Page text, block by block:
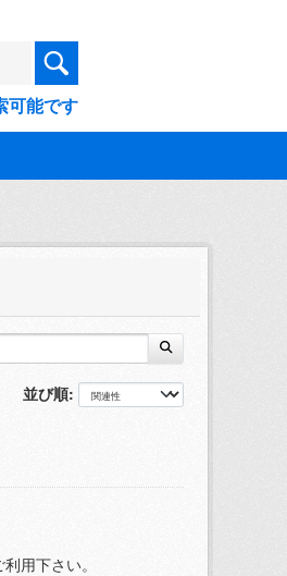
可能です
並び順
用下さい。